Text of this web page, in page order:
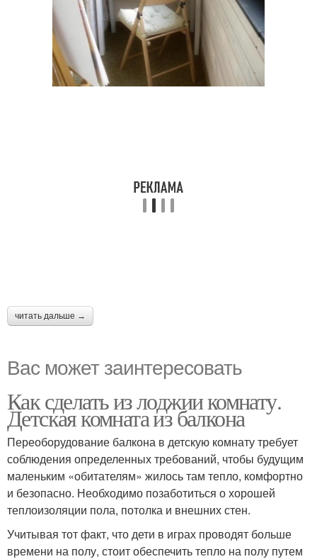
читать дальше →
Вас может заинтересовать
Как сделать из лоджии комнату.
Детская комната из балкона
Переоборудование балкона в детскую комнату требует
соблюдения определенных требований, чтобы будущим
маленьким «обитателям» жилось там тепло, комфортно
и безопасно. Необходимо позаботиться о хорошей
теплоизоляции пола, потолка и внешних стен.
Учитывая тот факт, что дети в играх проводят больше
времени на полу, стоит обеспечить тепло на полу путем